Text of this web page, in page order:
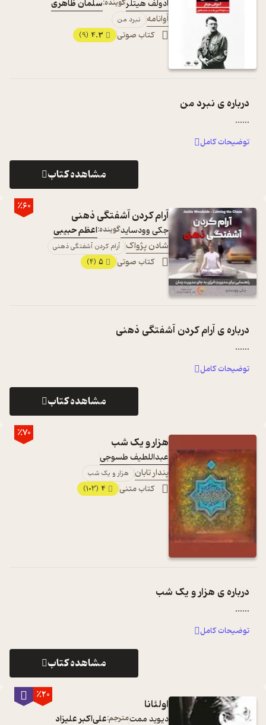
آدولف هیتلرگوینده:سلمان ظاهری
آوانامه
نبرد من
کتاب صوتی 4.3
(9)
درباره ی نبرد من
...
...
توضیحات کامل
مشاهده کتاب
٪60
آرام کردن آشفتگی ذهنی
جکی وودسایدگوینده:اعظم حبیبی
شادن پژواک آرام کردن آشفتگی ذهنی
کتاب صوتی 5
(4)
درباره ی آرام کردن آشفتگی ذهنی
...
...
توضیحات کامل
مشاهده کتاب
٪70
هزار و یک شب
عبداللطیف طسوجی
پندار تابان
هزار و یک شب
کتاب متنی 4
(103)
درباره ی هزار و یک شب
...
...
توضیحات کامل
مشاهده کتاب
٪20
اولئانا
دیوید ممتمترجم:علی‌اکبر علیزاد